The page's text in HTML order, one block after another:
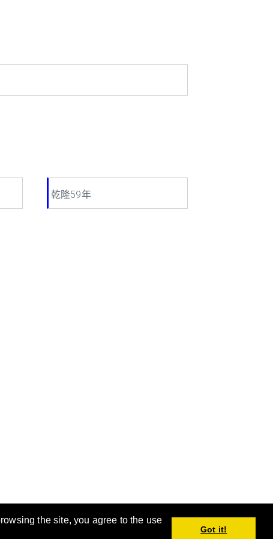
the site, you agree to the use
Got it!
乾隆59年
。